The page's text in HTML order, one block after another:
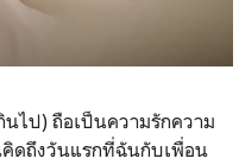
ไป) ถือเป็นความรักความ
ดถึงวันแรกที่ฉันกับเพื่อน